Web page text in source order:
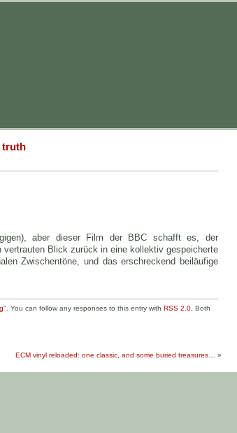
truth
aber dieser Film der BBC schafft es, der
Blick zurück in eine kollektiv gespeicherte
Zwischentöne, und das erschreckend beiläufige
". You can follow any responses to this entry with RSS 2.0 . Both
ECM vinyl reloaded: one classic, and some buried treasures…
»